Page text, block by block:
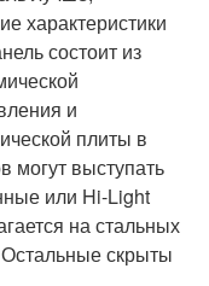
характеристики
состоит из
и
плиты в
могут выступать
или Hi-Light
на стальных
скрыты